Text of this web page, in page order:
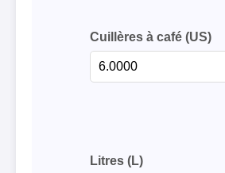
Cuillères à café (US)
Litres (L)